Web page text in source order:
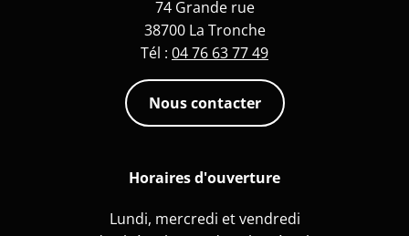
74 Grande rue
38700 La Tronche
Tél : 04 76 63 77 49
Nous contacter
Horaires d'ouverture
Lundi, mercredi et vendredi